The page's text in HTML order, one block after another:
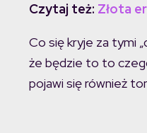
Czytaj też: Złota
Co się kryje za tymi
że będzie to to
pojawi się również